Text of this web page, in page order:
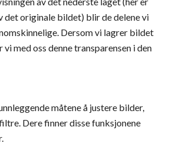
det originale bildet) blir de delene vi
Dersom vi lagrer bildet
med oss denne transparensen i den
måtene å justere bilder,
Dere finner disse funksjonene